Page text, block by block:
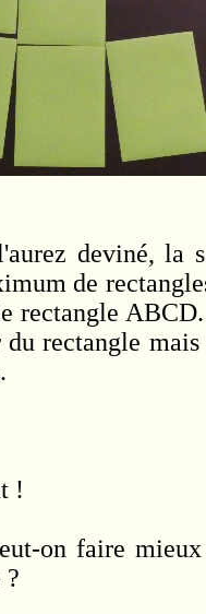
deviné, la
de
rectangle
rectangle
!
on faire
?